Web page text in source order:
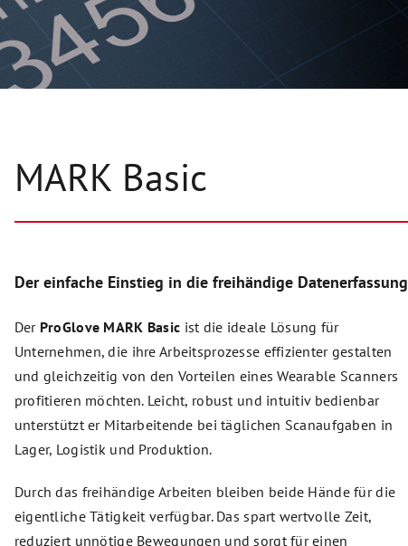
MARK Basic
Der einfache Einstieg in die freihändige Datenerfassung
Der ProGlove MARK Basic ist die ideale Lösung für
Unternehmen, die ihre Arbeitsprozesse effizienter gestalten
und gleichzeitig von den Vorteilen eines Wearable Scanners
profitieren möchten. Leicht, robust und intuitiv bedienbar
unterstützt er Mitarbeitende bei täglichen Scanaufgaben in
Lager, Logistik und Produktion.
Durch das freihändige Arbeiten bleiben beide Hände für die
eigentliche Tätigkeit verfügbar. Das spart wertvolle Zeit,
reduziert unnötige Bewegungen und sorgt für einen